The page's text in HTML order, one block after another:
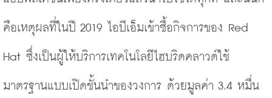
คือเหตุผลที่ในปี 2019 ไอบีเอ็มเข้าซื้อกิจการของ Red
Hat ซึ่งเป็นผู้ให้บริการเทคโนโลยีไฮบริดคลาวด์ใช้
มาตรฐานแบบเปิดชั้นนำของวงการ ด้วยมูลค่า 3.4 หมื่น